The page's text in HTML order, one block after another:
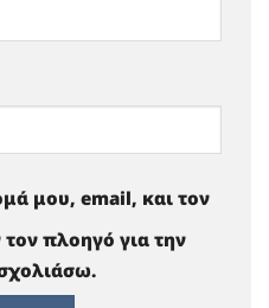
μου, email, και τον
πλοηγό για την